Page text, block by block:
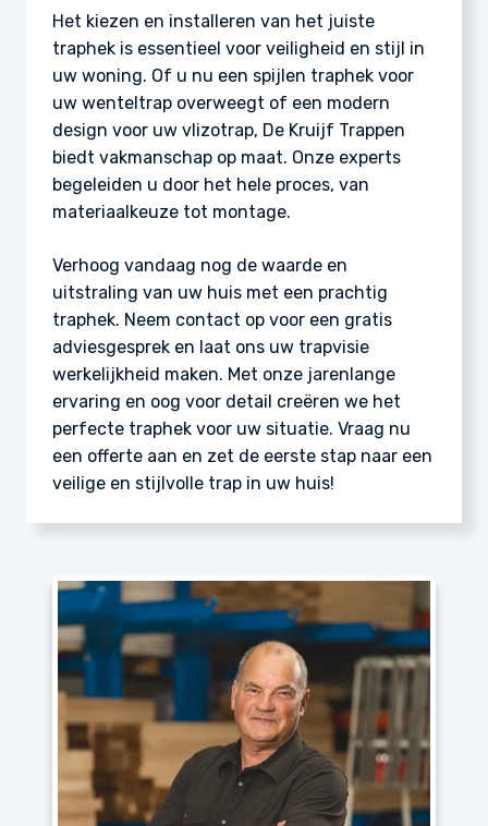
Het kiezen en installeren van het juiste
traphek is essentieel voor veiligheid en stijl in
uw woning. Of u nu een spijlen traphek voor
uw wenteltrap overweegt of een modern
design voor uw vlizotrap, De Kruijf Trappen
biedt vakmanschap op maat. Onze experts
begeleiden u door het hele proces, van
materiaalkeuze tot montage.
Verhoog vandaag nog de waarde en
uitstraling van uw huis met een prachtig
traphek. Neem contact op voor een gratis
adviesgesprek en laat ons uw trapvisie
werkelijkheid maken. Met onze jarenlange
ervaring en oog voor detail creëren we het
perfecte traphek voor uw situatie. Vraag nu
een offerte aan en zet de eerste stap naar een
veilige en stijlvolle trap in uw huis!